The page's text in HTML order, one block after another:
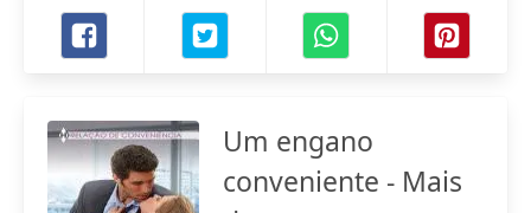
Um engano
conveniente - Mais